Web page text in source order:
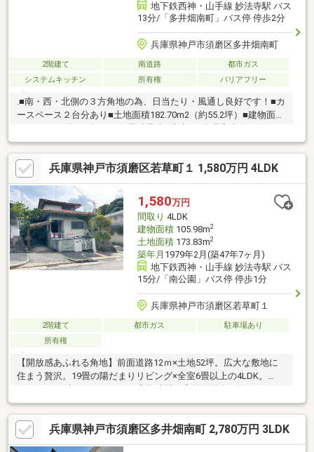
地下鉄西神・山手線 妙法寺駅 バス
13分/「多井畑南町」バス停 停歩2分
兵庫県神戸市須磨区多井畑南町
2階建て 南道路
都市ガス
システムキッチン
所有権 バリアフリー
.■南・西・北側の３方角地の為、日当たり・風通し良好です！■カ
ースペース２台分あり■土地面積182.70m2（約55.2坪）■建物面積
め、日当たり良好です！■物件の詳細及び現地案内希望のお問合
せにつきましては担当：「岸田」までお願い致します。（フリー
コール：０１２０－１０９－４７３）
兵庫県神戸市須磨区若草町１ 1,580万円 4LDK
1,580万円
間取り 4LDK
建物面積105.98m2
土地面積173.83m2
築年月 1979年2月(築47年7ヶ月)
地下鉄西神・山手線 妙法寺駅 バス
15分/「南公園」バス停 停歩1分
兵庫県神戸市須磨区若草町１
2階建て 都市ガス
駐車場あり
所有権
【開放感あふれる角地】前面道路12ｍ×土地52坪。広大な敷地に
住まう贅沢。19畳の陽だまりリビング×全室6畳以上の4LDK。
1580万円で叶える、ゆとりの家族時間。◎前面道路は約12ｍと
広々。運転が苦手な方でもストレスなく、スムーズな入出庫が可
能です。◎家族が集まるリビングは、開放感たっぷりの約19畳。
南向きの角地で、一日中明るい光が差し込みます。◎すべての居
室が6畳以上のゆったり設計。使い勝手の良い4LDKです。◎喧騒
兵庫県神戸市須磨区多井畑南町 2,780万円 3LDK